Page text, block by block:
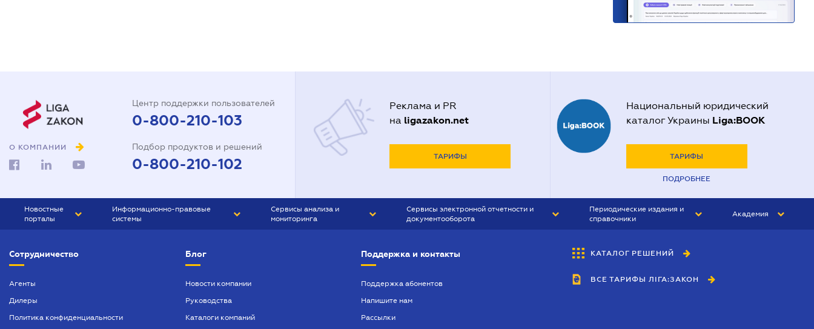
О КОМПАНИИ
Центр поддержки пользователей
0-800-210-103
Подбор продуктов и решений
0-800-210-102
Реклама и PR
на ligazakon.net
ТАРИФЫ
Национальный юридический
каталог Украины Liga:BOOK
ТАРИФЫ
ПОДРОБНЕЕ
Новостные
порталы
БИЗНЕС
Информационно-правовые
системы
БУХГАЛТЕР ПРОФ
ЮРИСТ ПРОФ
Сервисы анализа и
мониторинга
Сервисы электронной отчетности и
документооборота
Периодические издания и
справочники
БУХГАЛТЕР&ЗАКОН
ВЕСТНИК МСФО
Академия
Сотрудничество
Агенты
Дилеры
Политика конфиденциальности
Блог
Новости компании
Руководства
Каталоги компаний
Поддержка и контакты
Поддержка абонентов
Напишите нам
Рассылки
КАТАЛОГ РЕШЕНИЙ
ВСЕ ТАРИФЫ ЛІГА:ЗАКОН